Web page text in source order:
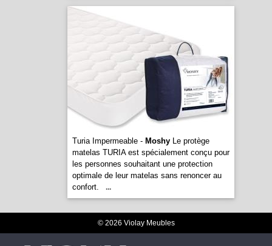
Turia Impermeable - MoshyLe protège
matelas TURIA est spécialement conçu pour
les personnes souhaitant une protection
optimale de leur matelas sans renoncer au
confort.
...
© 2026 Violay Meubles